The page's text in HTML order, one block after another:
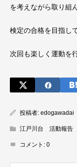
を考えながら取り組
検定の合格を目指し
次回も楽しく運動を
投稿者: edogawadai
江戸川台 活動報告
コメント: 0